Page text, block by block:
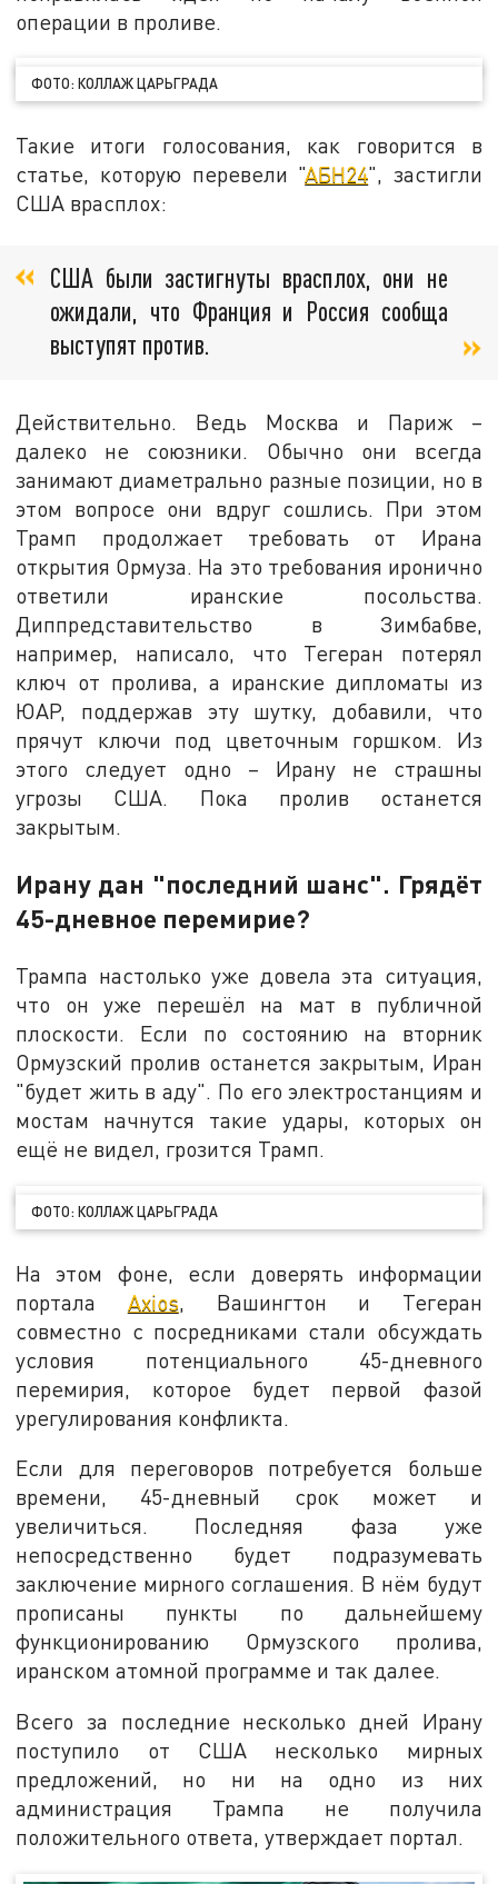
операции в проливе.
ФОТО: КОЛЛАЖ ЦАРЬГРАДА
Такие итоги голосования, как говорится в
статье, которую перевели "АБН24", застигли
США врасплох:
США были застигнуты врасплох, они не
ожидали, что Франция и Россия сообща
выступят против.
Действительно. Ведь Москва и Париж –
далеко не союзники. Обычно они всегда
занимают диаметрально разные позиции, но в
этом вопросе они вдруг сошлись. При этом
Трамп продолжает требовать от Ирана
открытия Ормуза. На это требования иронично
ответили иранские посольства.
Диппредставительство в Зимбабве,
например, написало, что Тегеран потерял
ключ от пролива, а иранские дипломаты из
ЮАР, поддержав эту шутку, добавили, что
прячут ключи под цветочным горшком. Из
этого следует одно – Ирану не страшны
угрозы США. Пока пролив останется
закрытым.
Ирану дан "последний шанс". Грядёт
45-дневное перемирие?
Трампа настолько уже довела эта ситуация,
что он уже перешёл на мат в публичной
плоскости. Если по состоянию на вторник
Ормузский пролив останется закрытым, Иран
"будет жить в аду". По его электростанциям и
мостам начнутся такие удары, которых он
ещё не видел, грозится Трамп.
ФОТО: КОЛЛАЖ ЦАРЬГРАДА
На этом фоне, если доверять информации
портала Axios , Вашингтон и Тегеран
совместно с посредниками стали обсуждать
условия потенциального 45-дневного
перемирия, которое будет первой фазой
урегулирования конфликта.
Если для переговоров потребуется больше
времени, 45-дневный срок может и
увеличиться. Последняя фаза уже
непосредственно будет подразумевать
заключение мирного соглашения. В нём будут
прописаны пункты по дальнейшему
функционированию Ормузского пролива,
иранском атомной программе и так далее.
Всего за последние несколько дней Ирану
поступило от США несколько мирных
предложений, но ни на одно из них
администрация Трампа не получила
положительного ответа, утверждает портал.